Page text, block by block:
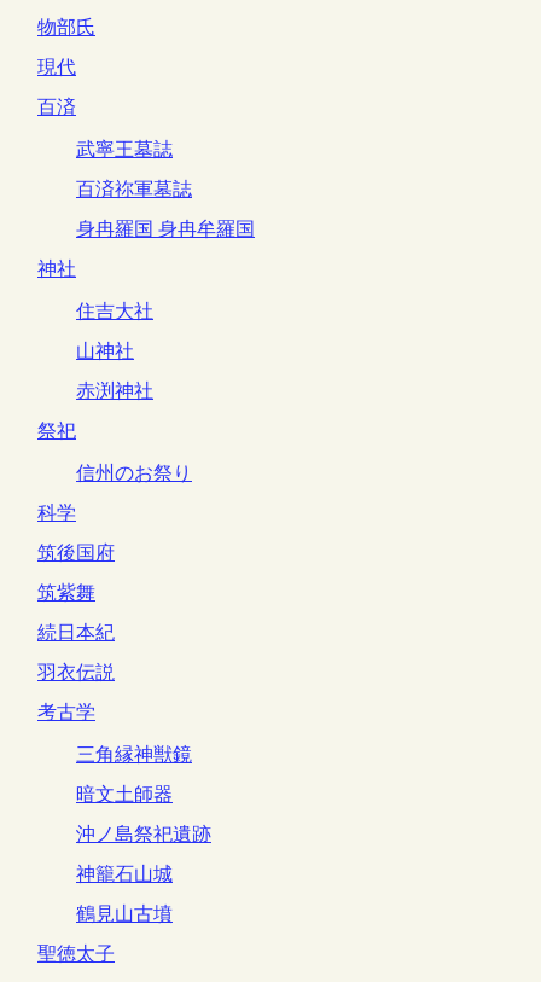
物部氏
現代
百済
武寧王墓誌
百済祢軍墓誌
身冉羅国 身冉牟羅国
神社
住吉大社
山神社
赤渕神社
祭祀
信州のお祭り
科学
筑後国府
筑紫舞
続日本紀
羽衣伝説
考古学
三角縁神獣鏡
暗文土師器
沖ノ島祭祀遺跡
神籠石山城
鶴見山古墳
聖徳太子